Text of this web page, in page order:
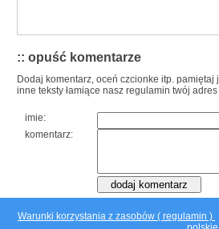
:: opuść komentarze
Dodaj komentarz, oceń czcionke itp.
inne teksty łamiące nasz regulamin twój
imie:
komentarz:
Warunki korzystania z zasobów ( regulamin )